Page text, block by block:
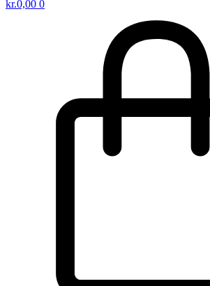
kr.0,00 0